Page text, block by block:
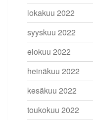
lokakuu 2022
syyskuu 2022
elokuu 2022
heinäkuu 2022
kesäkuu 2022
toukokuu 2022